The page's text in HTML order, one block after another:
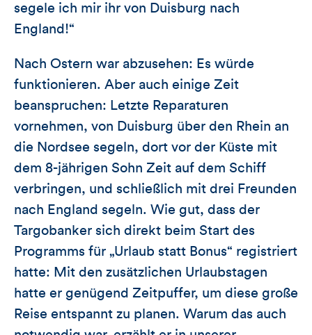
segele ich mir ihr von Duisburg nach
England!“
Nach Ostern war abzusehen: Es würde
funktionieren. Aber auch einige Zeit
beanspruchen: Letzte Reparaturen
vornehmen, von Duisburg über den Rhein an
die Nordsee segeln, dort vor der Küste mit
dem 8-jährigen Sohn Zeit auf dem Schiff
verbringen, und schließlich mit drei Freunden
nach England segeln. Wie gut, dass der
Targobanker sich direkt beim Start des
Programms für „Urlaub statt Bonus“ registriert
hatte: Mit den zusätzlichen Urlaubstagen
hatte er genügend Zeitpuffer, um diese große
Reise entspannt zu planen. Warum das auch